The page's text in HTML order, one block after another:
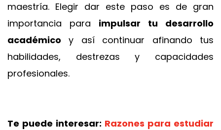
maestría. Elegir dar este paso es de gran
importancia para impulsar tu desarrollo
académico y así continuar afinando tus
habilidades, destrezas y capacidades
profesionales.
Te puede interesar: Razones para estudiar